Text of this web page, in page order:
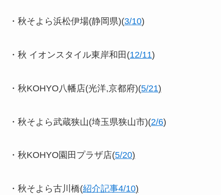
・秋そよら浜松伊場(静岡県)(3/10)
・秋 イオンスタイル東岸和田(12/11)
・秋KOHYO八幡店(光洋,京都府)(5/21)
・秋そよら武蔵狭山(埼玉県狭山市)(2/6)
・秋KOHYO園田プラザ店(5/20)
・秋そよら古川橋(紹介記事4/10)